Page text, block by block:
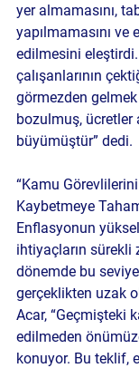
yer almamasını,
yapılmamasını ve
edilmesini
çalışanlarının
görmezden
bozulmuş, ücretler
büyümüştür” dedi.
“Kamu
Kaybetmeye
Enflasyonun
ihtiyaçların sürekli
dönemde bu
gerçeklikten uzak
Acar, “Geçmişteki
edilmeden
konuyor. Bu teklif,